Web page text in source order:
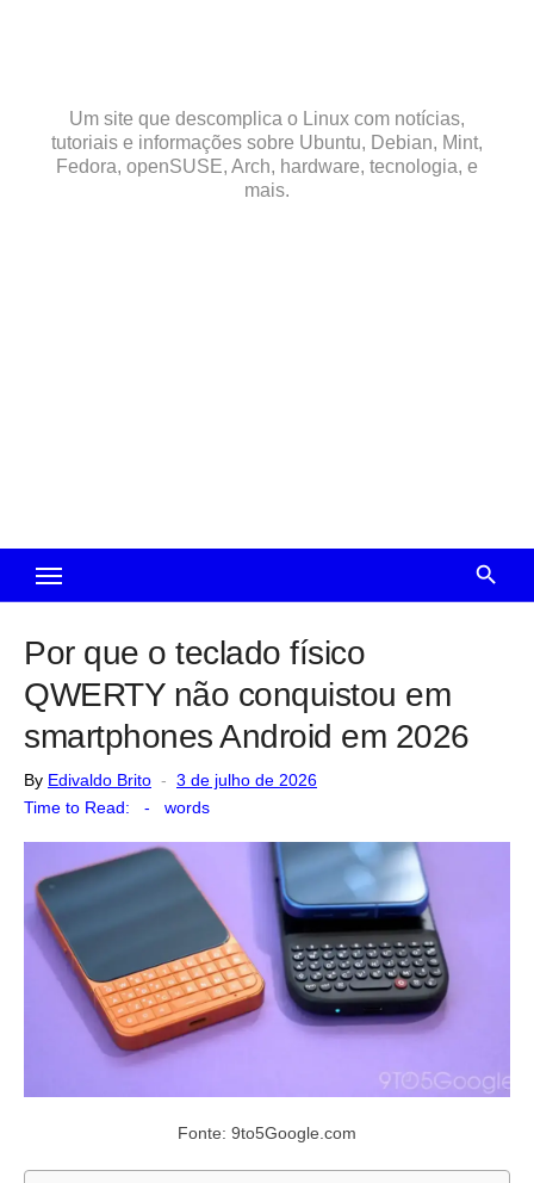
Um site que descomplica o Linux com notícias,
tutoriais e informações sobre Ubuntu, Debian, Mint,
Fedora, openSUSE, Arch, hardware, tecnologia, e
mais.
Por que o teclado físico
QWERTY não conquistou em
smartphones Android em 2026
By Edivaldo Brito
Posted
3 de julho de 2026
Time to Read:
- words
Fonte: 9to5Google.com